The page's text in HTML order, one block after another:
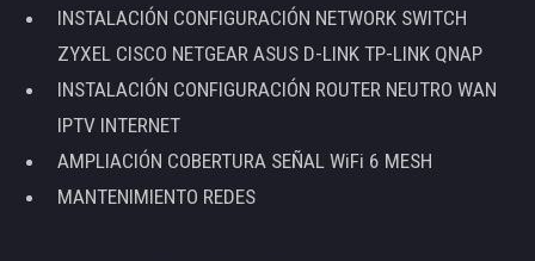
INSTALACIÓN CONFIGURACIÓN NETWORK SWITCH
ZYXEL CISCO NETGEAR ASUS D-LINK TP-LINK QNAP
INSTALACIÓN CONFIGURACIÓN ROUTER NEUTRO WAN
IPTV INTERNET
AMPLIACIÓN COBERTURA SEÑAL WiFi 6 MESH
MANTENIMIENTO REDES